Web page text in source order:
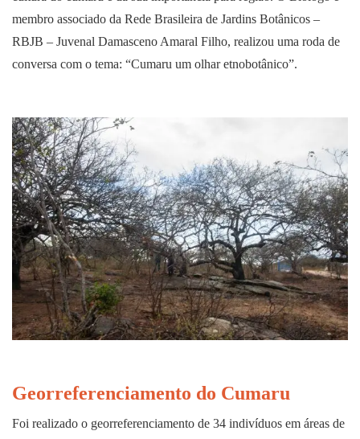
membro associado da Rede Brasileira de Jardins Botânicos –
RBJB – Juvenal Damasceno Amaral Filho, realizou uma roda de
conversa com o tema: “Cumaru um olhar etnobotânico”.
Georreferenciamento do Cumaru
Foi realizado o georreferenciamento de 34 indivíduos em áreas de